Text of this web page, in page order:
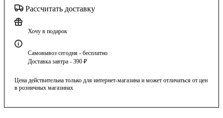
Рассчитать доставку
Хочу в подарок
Самовывоз сегодня - бесплатно
Доставка завтра - 390 ₽
Цена действительна только для интернет-магазина и может отличаться от цен
в розничных магазинах